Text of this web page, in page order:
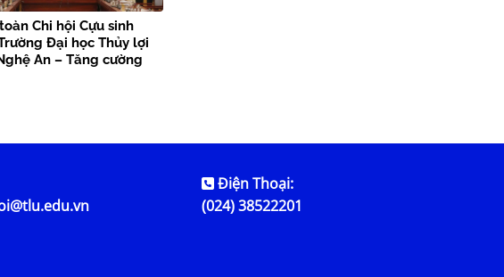
Chi hội Cựu sinh
Đại học Thủy lợi
An – Tăng cường
Điện Thoại:
(024) 38522201